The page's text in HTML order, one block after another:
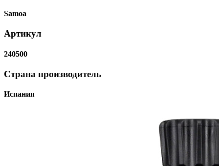
Samoa
Артикул
240500
Страна производитель
Испания